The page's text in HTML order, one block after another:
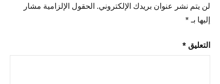
Studio
رمز
Anvil
Studio
لن يتم نشر عنوان بريدك الإلكتروني. الحقول الإلزامية مشار
إليها بـ *
التعليق *